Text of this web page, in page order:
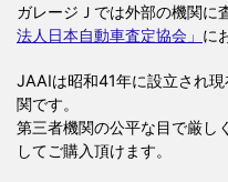
ガレージＪでは外部の機関に
法人日本自動車査定協会」 に
JAAIは昭和41年に設立され
関です。
第三者機関の公平な目で厳し
してご購入頂けます。